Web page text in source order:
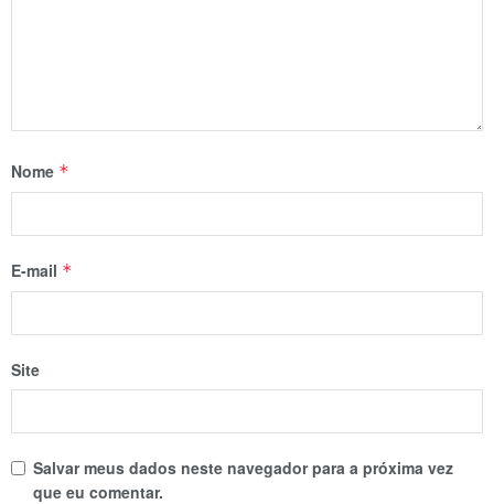
Nome *
E-mail *
Site
Salvar meus dados neste navegador para a próxima vez
que eu comentar.